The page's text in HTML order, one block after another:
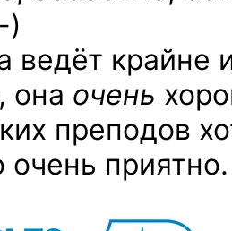
)
ведёт крайне
она очень
преподов
очень